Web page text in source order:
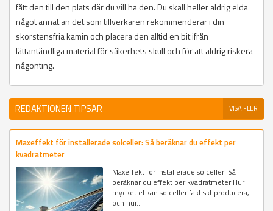
fått den till den plats där du vill ha den. Du skall heller aldrig elda
något annat än det som tillverkaren rekommenderar i din
skorstensfria kamin och placera den alltid en bit ifrån
lättantändliga material för säkerhets skull och för att aldrig riskera
någonting.
REDAKTIONEN TIPSAR VISA FLER
Maxeffekt för installerade solceller: Så beräknar du effekt per
kvadratmeter
Maxeffekt för installerade solceller: Så
beräknar du effekt per kvadratmeter Hur
mycket el kan solceller faktiskt producera,
och hur...